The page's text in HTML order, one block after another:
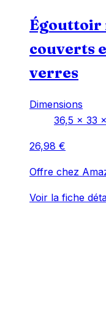
Égouttoir
couverts
verres
Dimensions
‎36,5 x 33
26,98 €
Offre chez
Voir la fiche